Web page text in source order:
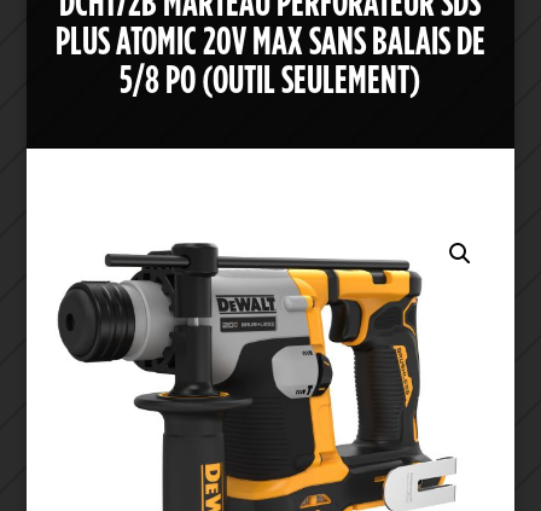
PLUS ATOMIC 20V MAX SANS BALAIS DE
5/8 PO (OUTIL SEULEMENT)